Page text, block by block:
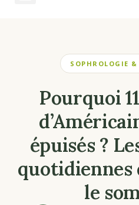
SOPHROLOGIE
Pourquoi
épuisés ?
quotidiennes
le